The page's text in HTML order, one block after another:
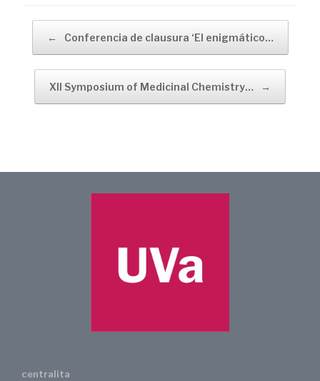
← Conferencia de clausura ‘El enigmático…
XII Symposium of Medicinal Chemistry… →
centralita